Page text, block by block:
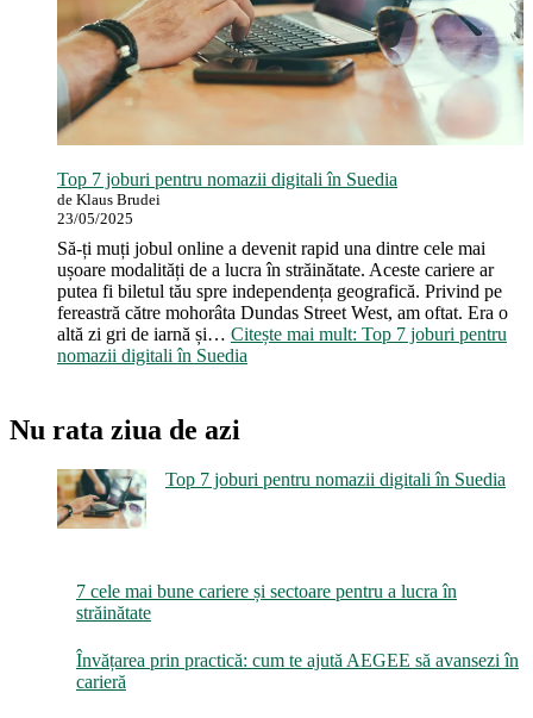
Top 7 joburi pentru nomazii digitali în Suedia
de Klaus Brudei
23/05/2025
Să-ți muți jobul online a devenit rapid una dintre cele mai
ușoare modalități de a lucra în străinătate. Aceste cariere ar
putea fi biletul tău spre independența geografică. Privind pe
fereastră către mohorâta Dundas Street West, am oftat. Era o
altă zi gri de iarnă și… Citește mai mult: Top 7 joburi pentru
nomazii digitali în Suedia
Nu rata ziua de azi
Top 7 joburi pentru nomazii digitali în Suedia
7 cele mai bune cariere și sectoare pentru a lucra în
străinătate
Învățarea prin practică: cum te ajută AEGEE să avansezi în
carieră